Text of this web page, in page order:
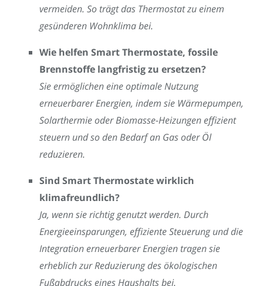
vermeiden. So trägt das Thermostat zu einem
gesünderen Wohnklima bei.
Wie helfen Smart Thermostate, fossile
Brennstoffe langfristig zu ersetzen?
Sie ermöglichen eine optimale Nutzung
erneuerbarer Energien, indem sie Wärmepumpen,
Solarthermie oder Biomasse-Heizungen effizient
steuern und so den Bedarf an Gas oder Öl
reduzieren.
Sind Smart Thermostate wirklich
klimafreundlich?
Ja, wenn sie richtig genutzt werden. Durch
Energieeinsparungen, effiziente Steuerung und die
Integration erneuerbarer Energien tragen sie
erheblich zur Reduzierung des ökologischen
Fußabdrucks eines Haushalts bei.